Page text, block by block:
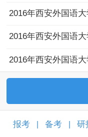
2016年西安外国语
2016年西安外国语
2016年西安外国语
报考 备考 研